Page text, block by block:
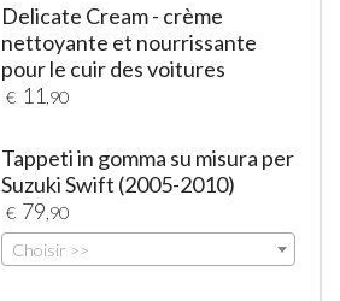
Delicate Cream - crème
nettoyante et nourrissante
pour le cuir des voitures
€ 11 ,90
Tappeti in gomma su misura per
Suzuki Swift (2005-2010)
€ 79 ,90
Choisir >>